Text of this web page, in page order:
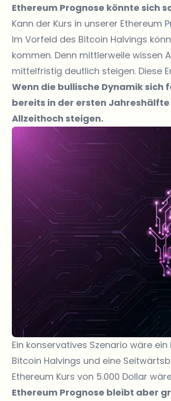
Ethereum Prognose könnte sich
Kann der Kurs in unserer Ethereum
Im Vorfeld des Bitcoin Halvings
kommen. Denn mittlerweile wissen
mittelfristig deutlich steigen. Diese
Wenn die bullische Dynamik sich
bereits in der ersten
Allzeithoch steigen.
Ein konservatives Szenario wäre
Bitcoin Halvings und eine
Ethereum Kurs von 5.000 Dollar
Ethereum Prognose bleibt aber